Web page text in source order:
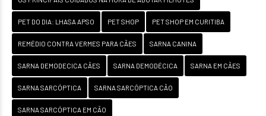
PET DO DIA: LHASA APSO PET SHOP PET SHOP EM CURITIBA
REMÉDIO CONTRA VERMES PARA CÃES SARNA CANINA
SARNA DEMODECICA CÃES SARNA DEMODÉCICA SARNA EM CÃES
SARNA SARCÓPTICA SARNA SARCÓPTICA CÃO
SARNA SARCÓPTICA EM CÃO